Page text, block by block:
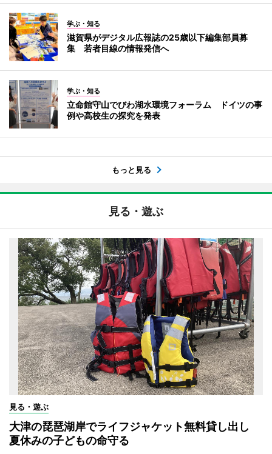
学ぶ・知る
滋賀県がデジタル広報誌の25歳以下編集部員募
集 若者目線の情報発信へ
学ぶ・知る
立命館守山でびわ湖水環境フォーラム ドイツの事
例や高校生の探究を発表
もっと見る
見る・遊ぶ
見る・遊ぶ
大津の琵琶湖岸でライフジャケット無料貸し出し
夏休みの子どもの命守る